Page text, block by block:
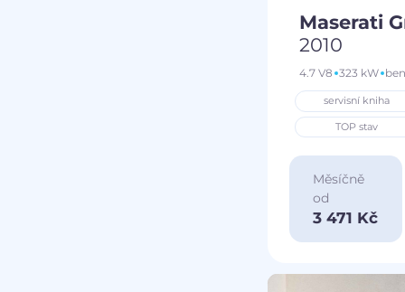
Maserati
2010
4.7 V8 323 kW
servisní kniha
TOP stav
Měsíčně
od
3 471 Kč